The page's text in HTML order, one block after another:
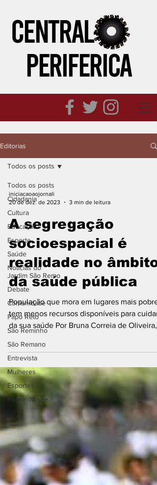
CENTRAL
PERIFeRICA
Editorias
Todos os posts
Cidadania
Cultura
Educação
Esporte
Saúde
Notícias do
Jardim São Remo
Debate
Comunidade
Papo Reto
São Reminho
São Remano
Entrevista
Mulheres
Esportes
frente do site
Todos os posts
iniciacaoaojornali
20 de dez. de 2023
3 min de leitura
A segregação
socioespacial é
realidade no âmbito
da saúde pública
População que mora em lugares mais
tem menos recursos disponíveis para cuidar
da sua saúde Por Bruna Correia de Oliveira,